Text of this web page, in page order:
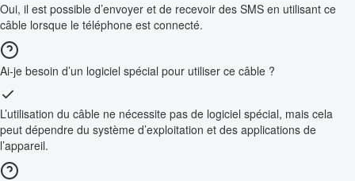
Oui, il est possible d’envoyer et de recevoir des SMS en utilisant ce
câble lorsque le téléphone est connecté.
Ai-je besoin d’un logiciel spécial pour utiliser ce câble ?
L’utilisation du câble ne nécessite pas de logiciel spécial, mais cela
peut dépendre du système d’exploitation et des applications de
l’appareil.